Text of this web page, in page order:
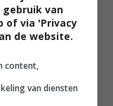
voor mijn
Hermitage
van
of via 'Privacy
de website.
content,
van diensten